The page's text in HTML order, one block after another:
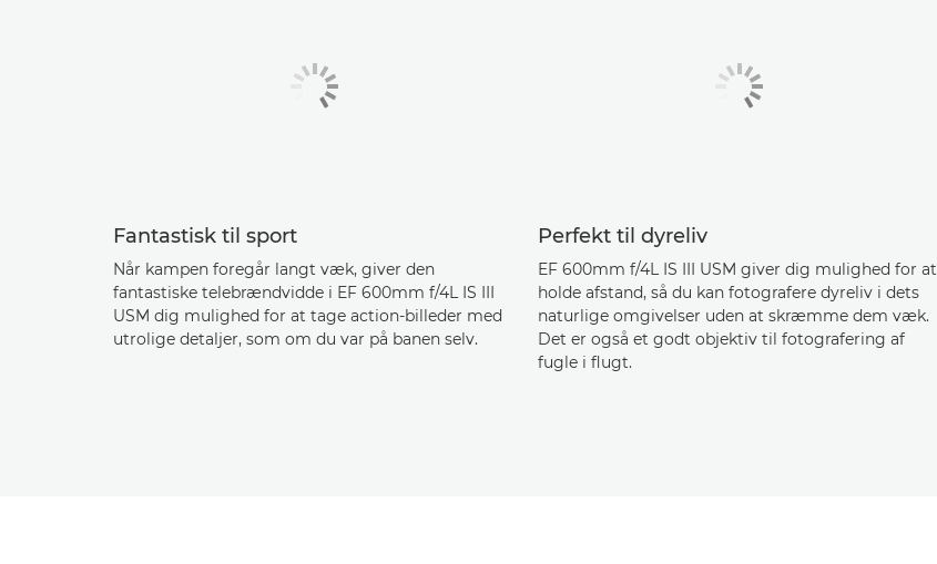
Fantastisk til sport
Når kampen foregår langt væk, giver den
fantastiske telebrændvidde i EF 600mm f/4L IS III
USM dig mulighed for at tage action-billeder med
utrolige detaljer, som om du var på banen selv.
Perfekt til dyreliv
EF 600mm f/4L IS III USM giver dig mulighed for at
holde afstand, så du kan fotografere dyreliv i dets
naturlige omgivelser uden at skræmme dem væk.
Det er også et godt objektiv til fotografering af
fugle i flugt.